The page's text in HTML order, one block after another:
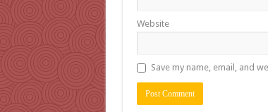
Website
Save my name, email, and